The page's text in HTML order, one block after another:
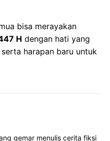
bisa merayakan
H dengan hati yang
harapan baru untuk
gemar menulis cerita fiksi